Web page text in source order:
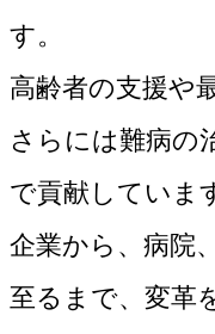
す。
高齢者の支援や
さらには難病の
で貢献していま
企業から、病院
至るまで、変革